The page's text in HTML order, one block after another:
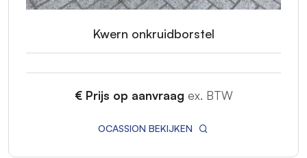
Kwern onkruidborstel
€ Prijs op aanvraag ex. BTW
OCASSION BEKIJKEN